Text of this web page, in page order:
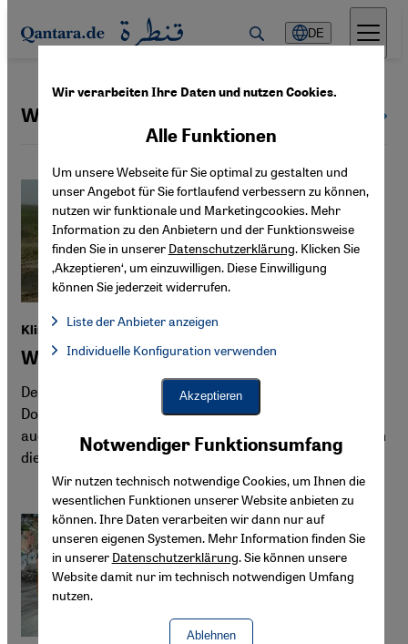
Direkt zum Inhalt springen
DE
Wasserkonflikt
Klimawandel im Irak
Wenn die Wasserbüffel sterben
Der Irak ist besonders hart vom Klimawandel betroffen.
Doch das Zweistromland trocknet nicht nur aus, es hat
auch gegen die Verschmutzung des Grundwassers durch
die Ölförderung zu kämpfen.
Wir verarbeiten Ihre Daten und nutzen Cookies.
Notwendiger Funktionsumfang
Wir nutzen technisch notwendige Cookies, um Ihnen die
wesentlichen Funktionen unserer Website anbieten zu
können. Ihre Daten verarbeiten wir dann nur auf
unseren eigenen Systemen. Mehr Information finden Sie
in unserer Datenschutzerklärung. Sie können unsere
Website damit nur im technisch notwendigen Umfang
nutzen.
Ablehnen
Alle Funktionen
Um unsere Webseite für Sie optimal zu gestalten und
unser Angebot für Sie fortlaufend verbessern zu können,
nutzen wir funktionale und Marketingcookies. Mehr
Information zu den Anbietern und der Funktionsweise
finden Sie in unserer Datenschutzerklärung. Klicken Sie
‚Akzeptieren‘, um einzuwilligen. Diese Einwilligung
können Sie jederzeit widerrufen.
Liste der Anbieter anzeigen
Facebook Embed / Facebook Connect, Google Maps Embed,
Facebook Embed / Facebook Connect
Google Maps Embed
Individuelle Konfiguration verwenden
Akzeptieren